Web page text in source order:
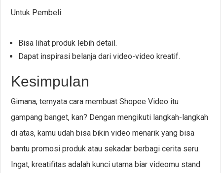
Untuk Pembeli:
Bisa lihat produk lebih detail.
Dapat inspirasi belanja dari video-video kreatif.
Kesimpulan
Gimana, ternyata cara membuat Shopee Video itu
gampang banget, kan? Dengan mengikuti langkah-langkah
di atas, kamu udah bisa bikin video menarik yang bisa
bantu promosi produk atau sekadar berbagi cerita seru.
Ingat, kreatifitas adalah kunci utama biar videomu stand